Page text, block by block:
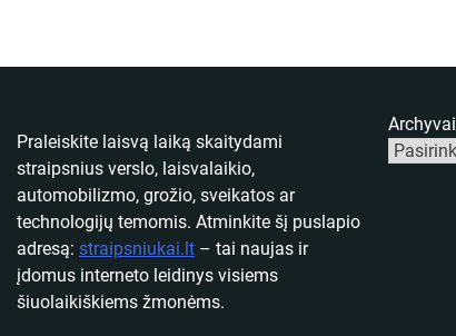
Praleiskite laisvą laiką skaitydami
straipsnius verslo, laisvalaikio,
automobilizmo, grožio, sveikatos ar
technologijų temomis. Atminkite šį puslapio
adresą: straipsniukai.lt – tai naujas ir
įdomus interneto leidinys visiems
šiuolaikiškiems žmonėms.
Archyvai